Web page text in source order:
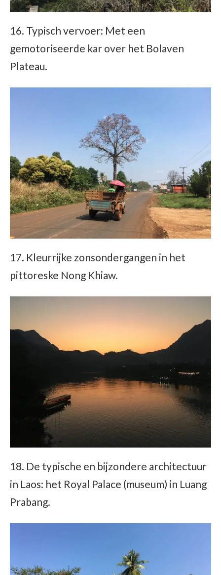
16. Typisch vervoer: Met een
gemotoriseerde kar over het Bolaven
Plateau.
17. Kleurrijke zonsondergangen in het
pittoreske Nong Khiaw.
18. De typische en bijzondere architectuur
in Laos: het Royal Palace (museum) in Luang
Prabang.